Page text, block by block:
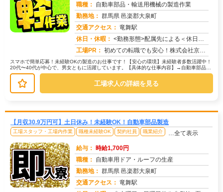
職種： 自動車部品・輸送用機械の製造作業
勤務地： 群馬県 邑楽郡大泉町
交通アクセス： 竜舞駅
休日・休暇： <勤務形態>配属先による＜休日＞完全週休2日制・/長期休暇/GW /夏季/ 年末年始
工場PR： 初めての転職でも安心！株式会社京栄センターで新しい一歩を踏み出してみませんか？☆家具付き寮で、カバン一つで生活スタ...
スマホで簡単応募！未経験OKの製造のお仕事です！【安心の環境】未経験者多数活躍中！
20代〜40代が中心で、男女ともに活躍しています。【具体的な仕事内容】→自動車部品や
輸送機械の製造に関わる作業で...
工場求人の詳細を見る
【月収30.9万円可】土日休み！未経験OK！自動車部品製造
工場スタッフ・工場内作業 職種未経験OK 契約社員 職業紹介 …全て表示
給与： 時給1,700円
職種： 自動車用ドア・ルーフの生産
勤務地： 群馬県 邑楽郡大泉町
交通アクセス： 竜舞駅